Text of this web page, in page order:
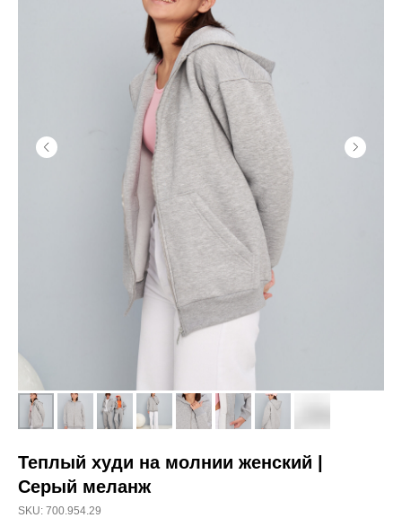
Теплый худи на молнии женский |
Серый меланж
SKU: 700.954.29